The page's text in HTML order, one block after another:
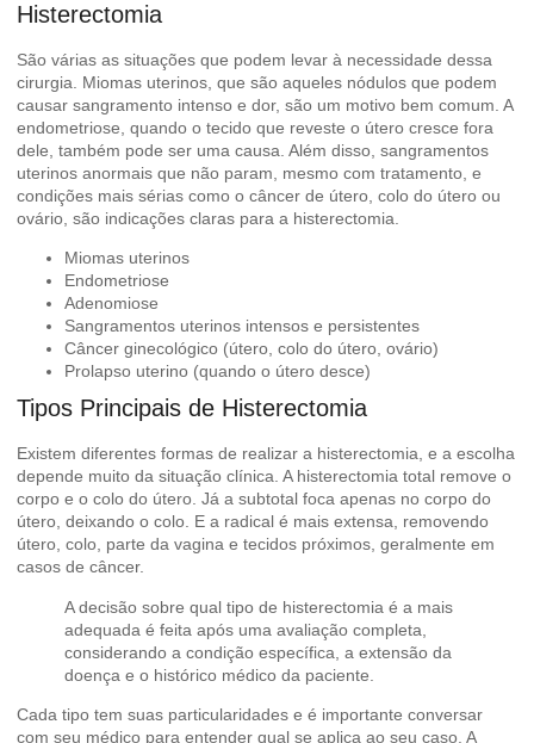
Histerectomia
São várias as situações que podem levar à necessidade dessa
cirurgia. Miomas uterinos, que são aqueles nódulos que podem
causar sangramento intenso e dor, são um motivo bem comum. A
endometriose, quando o tecido que reveste o útero cresce fora
dele, também pode ser uma causa. Além disso, sangramentos
uterinos anormais que não param, mesmo com tratamento, e
condições mais sérias como o câncer de útero, colo do útero ou
ovário, são indicações claras para a histerectomia
Miomas uterinos
Endometriose
Adenomiose
Sangramentos uterinos intensos e persistentes
Câncer ginecológico (útero, colo do útero, ovário)
Prolapso uterino (quando o útero desce)
Tipos Principais de Histerectomia
Existem diferentes formas de realizar a histerectomia, e a escolha
depende muito da situação clínica. A histerectomia total remove o
corpo e o colo do útero. Já a subtotal foca apenas no corpo do
útero, deixando o colo. E a radical é mais extensa, removendo
útero, colo, parte da vagina e tecidos próximos, geralmente em
casos de câncer.
A decisão sobre qual tipo de histerectomia é a mais
adequada é feita após uma avaliação completa,
considerando a condição específica, a extensão da
doença e o histórico médico da paciente.
Cada tipo tem suas particularidades e é importante conversar
com seu médico para entender qual se aplica ao seu caso. A